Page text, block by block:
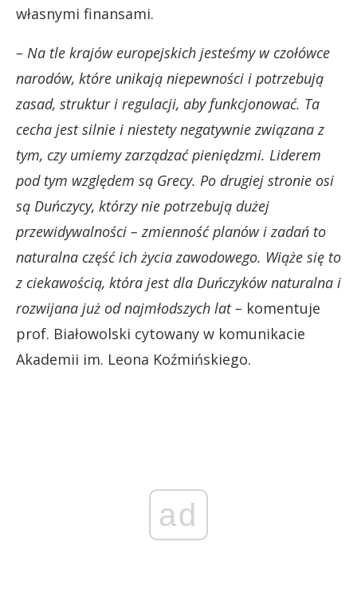
własnymi finansami.
– Na tle krajów europejskich jesteśmy w czołówce
narodów, które unikają niepewności i potrzebują
zasad, struktur i regulacji, aby funkcjonować. Ta
cecha jest silnie i niestety negatywnie związana z
tym, czy umiemy zarządzać pieniędzmi. Liderem
pod tym względem są Grecy. Po drugiej stronie osi
są Duńczycy, którzy nie potrzebują dużej
przewidywalności – zmienność planów i zadań to
naturalna część ich życia zawodowego. Wiąże się to
z ciekawością, która jest dla Duńczyków naturalna i
rozwijana już od najmłodszych lat – komentuje
prof. Białowolski cytowany w komunikacie
Akademii im. Leona Koźmińskiego.
ad